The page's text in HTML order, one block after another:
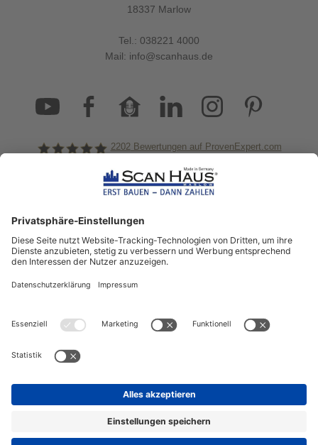
18337 Marlow
Tel.: 038221 4000
Mail: info@scanhaus.de
ScanHaus Marlow
2202 Bewertungen auf ProvenExpert.com
informiert!
Aktuelle News rund um ScanHaus &
das Thema Hausbau
Sofort informiert über neue Artikel
ZUM NEWSLETTER ANMELDEN